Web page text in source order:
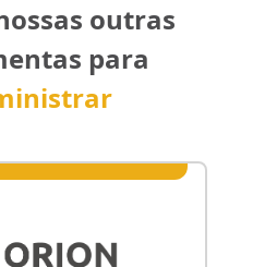
outras
para